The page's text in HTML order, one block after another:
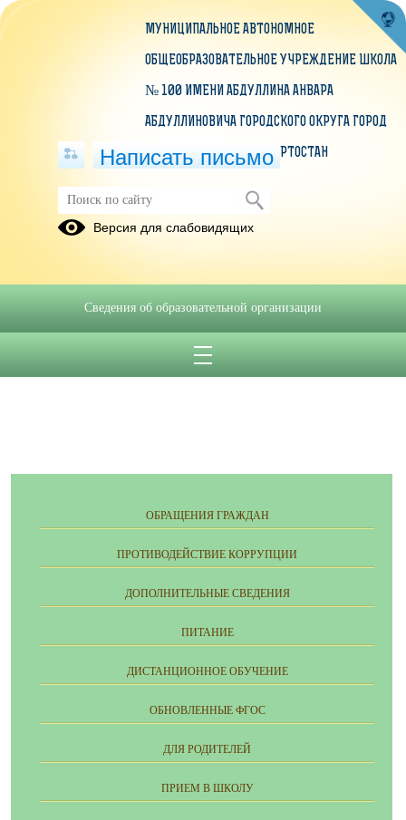
Публикации за 05.02.2025
Меню на 05.02.2025 г.
ОБРАЩЕНИЯ ГРАЖДАН
ПРОТИВОДЕЙСТВИЕ КОРРУПЦИИ
ДОПОЛНИТЕЛЬНЫЕ СВЕДЕНИЯ
ПИТАНИЕ
ДИСТАНЦИОННОЕ ОБУЧЕНИЕ
ОБНОВЛЕННЫЕ ФГОС
ДЛЯ РОДИТЕЛЕЙ
ПРИЕМ В ШКОЛУ
МУНИЦИПАЛЬНОЕ АВТОНОМНОЕ
ОБЩЕОБРАЗОВАТЕЛЬНОЕ УЧРЕЖДЕНИЕ ШКОЛА
№ 100 ИМЕНИ АБДУЛЛИНА АНВАРА
АБДУЛЛИНОВИЧА ГОРОДСКОГО ОКРУГА ГОРОД
УФА РЕСПУБЛИКИ БАШКОРТОСТАН
Написать письмо
Версия для слабовидящих
Сведения об образовательной организации